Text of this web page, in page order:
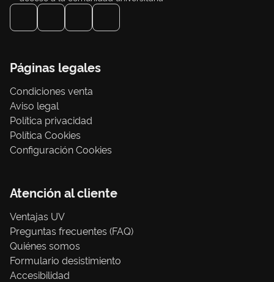
Páginas legales
Condiciones venta
Aviso legal
Política privacidad
Política Cookies
Configuración Cookies
Atención al cliente
Ventajas UV
Preguntas frecuentes (FAQ)
Quiénes somos
Formulario desistimiento
Accesibilidad